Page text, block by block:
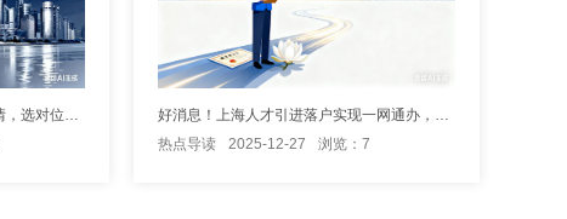
深入了解上海市人才引进落户详情，选对位置高效落户
好消息！上海人才引进落户实现一网通办，落“沪”更方便
热点导读
2025-12-27 浏览：7